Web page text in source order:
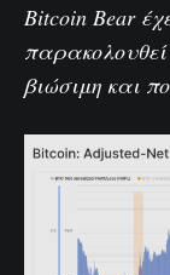
Bitcoin Bear
βιώσιμη και